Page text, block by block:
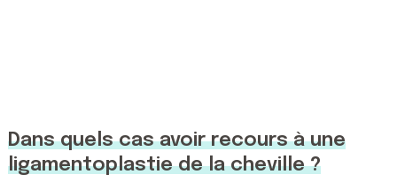
Dans quels cas avoir recours à une
ligamentoplastie de la cheville ?